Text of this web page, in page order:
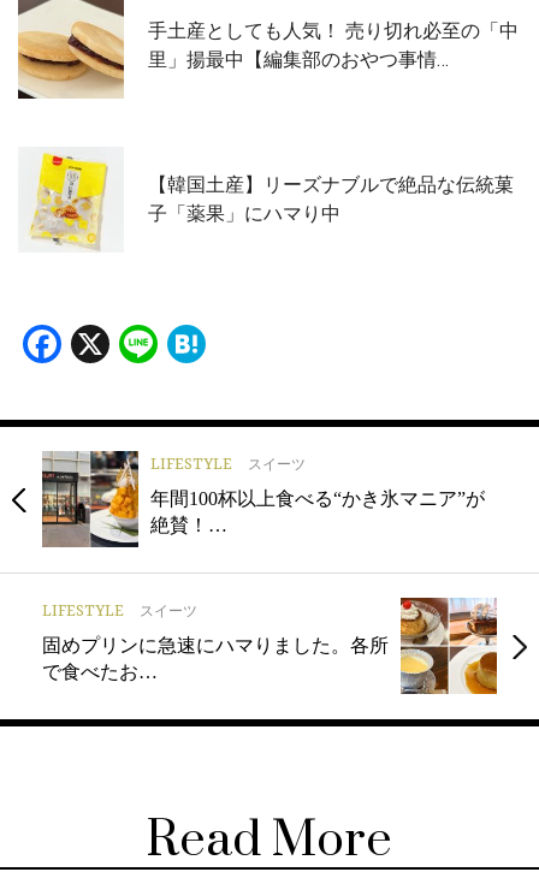
手土産としても人気！ 売り切れ必至の「中
里」揚最中【編集部のおやつ事情…
【韓国土産】リーズナブルで絶品な伝統菓
子「薬果」にハマり中
Facebook
X Line
LIFESTYLE スイーツ
年間100杯以上食べる“かき氷マニア”が
絶賛！…
LIFESTYLE スイーツ
固めプリンに急速にハマりました。各所
で食べたお…
Read More